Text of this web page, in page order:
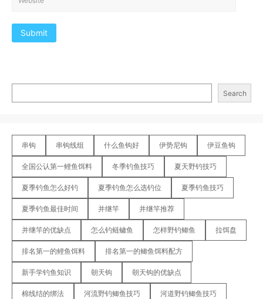
Submit
Search
串钩 串钩线组 什么鱼钩好 伊势尼钩 伊豆鱼钩
全国公认第一鲤鱼饵料 冬季钓鱼技巧 夏天野钓技巧
夏季钓鱼怎么好钓 夏季钓鱼怎么选钓位 夏季钓鱼技巧
夏季钓鱼最佳时间 并继竿 并继竿推荐
并继竿的优缺点 怎么钓鲢鳙鱼 怎样野钓鲫鱼 拉饵盘
排名第一的鲤鱼饵料 排名第一的鲫鱼饵料配方
新手学钓鱼知识 朝天钩 朝天钩的优缺点
棉线结的绑法 河流野钓鲫鱼技巧 河道野钓鲫鱼技巧